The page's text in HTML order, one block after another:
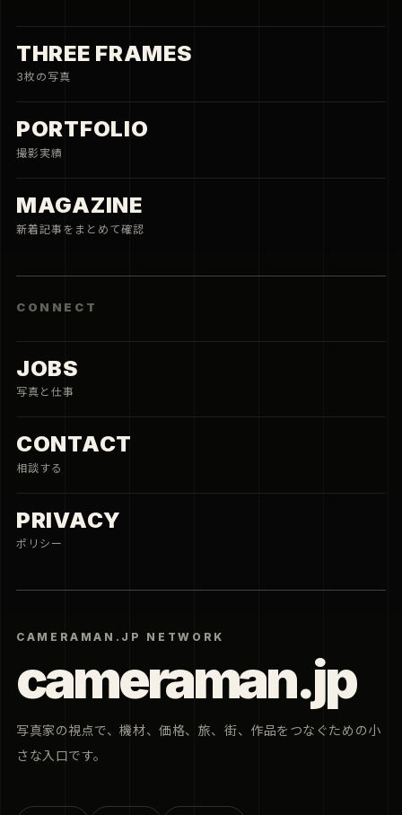
CAMERAMAN.JP NETWORK
cameraman.jp
写真家の視点で、機材、価格、旅、街、作品をつなぐための小
さな入口です。
THREE FRAMES
3枚の写真
PORTFOLIO
撮影実績
MAGAZINE
新着記事をまとめて確認
CONNECT
JOBS
写真と仕事
CONTACT
相談する
PRIVACY
ポリシー